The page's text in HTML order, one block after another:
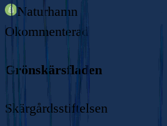
Naturhamn
Okommenterad
Grönskärsfladen
Skärgårdsstiftelsen